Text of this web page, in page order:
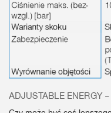
ADJUSTABLE ENERGY